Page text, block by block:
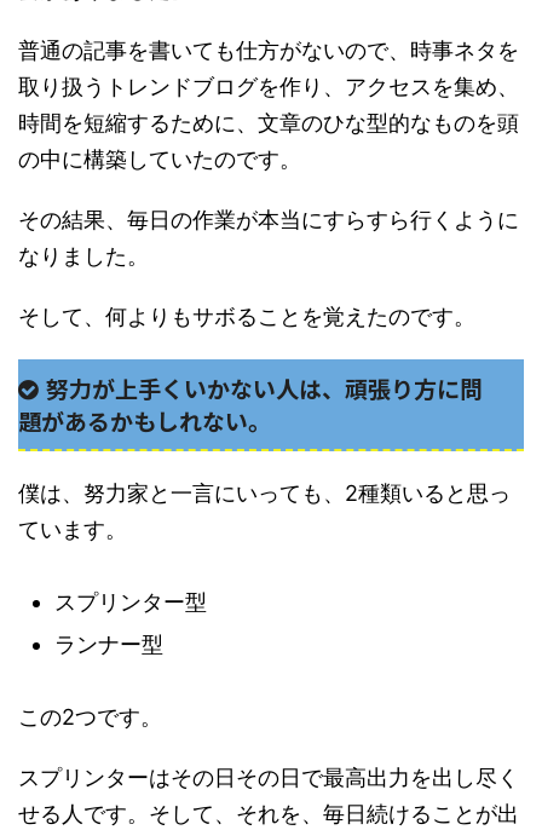
普通の記事を書いても仕方がないので、時事ネタを
取り扱うトレンドブログを作り、アクセスを集め、
時間を短縮するために、文章のひな型的なものを頭
の中に構築していたのです。
その結果、毎日の作業が本当にすらすら行くように
なりました。
そして、何よりもサボることを覚えたのです。
努力が上手くいかない人は、頑張り方に問
題があるかもしれない。
僕は、努力家と一言にいっても、2種類いると思っ
ています。
スプリンター型
ランナー型
この2つです。
スプリンターはその日その日で最高出力を出し尽く
せる人です。そして、それを、毎日続けることが出